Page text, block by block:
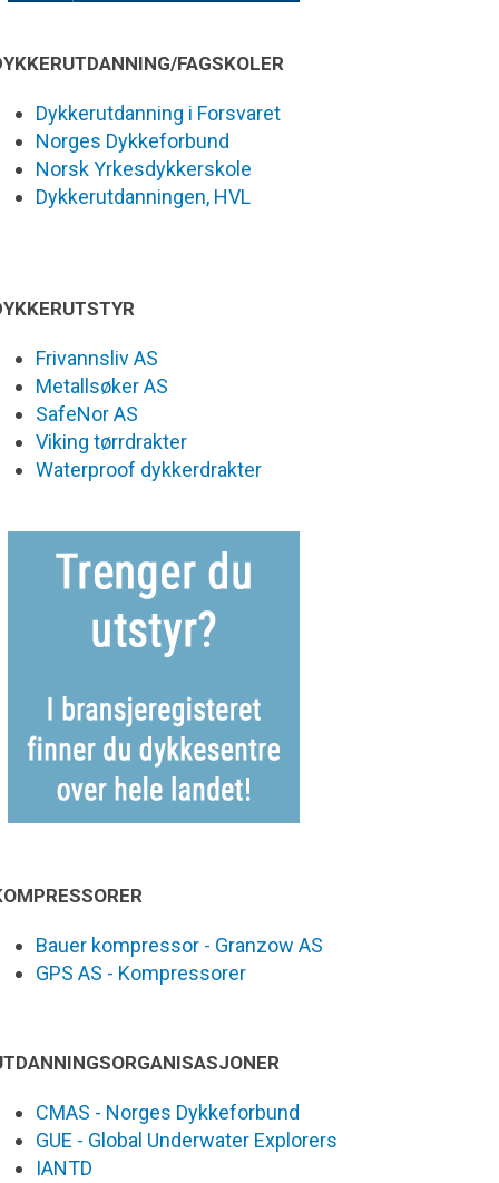
FAGSKOLER
Dykkerutdanning i Forsvaret
Norges Dykkeforbund
Norsk Yrkesdykkerskole
Dykkerutdanningen, HVL
Frivannsliv AS
Metallsøker AS
SafeNor AS
Viking tørrdrakter
Waterproof dykkerdrakter
Bauer kompressor - Granzow AS
GPS AS - Kompressorer
CMAS - Norges Dykkeforbund
GUE - Global Underwater Explorers
IANTD